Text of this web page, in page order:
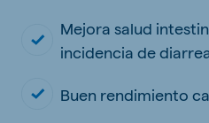
Mejora salud
incidencia de
Buen rendimiento